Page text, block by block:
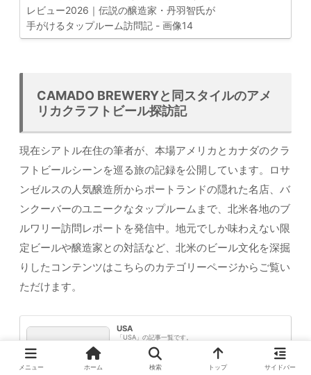
CAMADO BREWERYと同スタイルのアメ
リカクラフトビール探訪記
現在シアトル在住の筆者が、本場アメリカとカナダのクラ
フトビールシーンを巡る旅の記録を公開しています。ロサ
ンゼルスの人気醸造所からポートランドの隠れた名店、バ
ンクーバーのユニークなタップルームまで、北米各地のブ
ルワリー訪問レポートを発信中。地元でしか味わえない限
定ビールや醸造家との対話など、北米のビール文化を深掘
りしたコンテンツはこちらのカテゴリーページからご覧い
ただけます。
USA
「USA」の記事一覧です。
メニュー ホーム 検索 トップ サイドバー